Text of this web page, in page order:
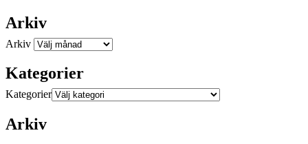
Arkiv
Arkiv
Kategorier
Kategorier
Arkiv